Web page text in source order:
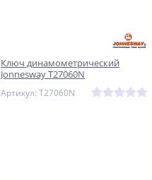
Ключ динамометрический
Jonnesway T27060N
Артикул: T27060N